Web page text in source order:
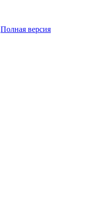
Полная версия